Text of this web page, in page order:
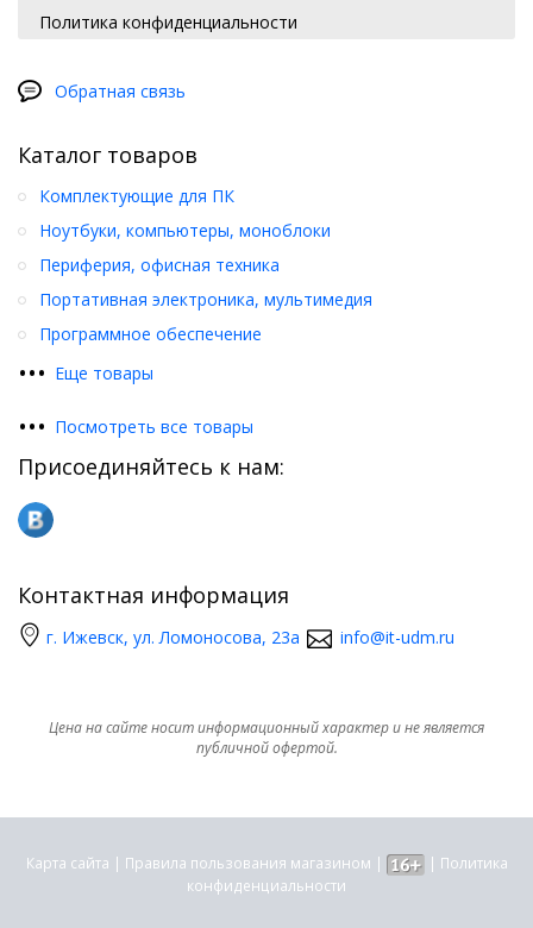
Политика конфиденциальности
Обратная связь
Каталог товаров
••• Еще товары
Комплектующие для ПК
Ноутбуки, компьютеры, моноблоки
Периферия, офисная техника
Портативная электроника, мультимедия
Программное обеспечение
••• Посмотреть все товары
Присоединяйтесь к нам:
Контактная информация
г. Ижевск, ул. Ломоносова, 23а info@it-udm.ru
Цена на сайте носит информационный характер и не является
публичной офертой.
Карта сайта | Правила пользования магазином | | Политика
конфиденциальности